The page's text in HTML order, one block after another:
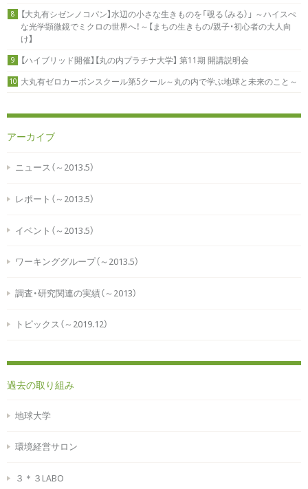
8
【大丸有シゼンノコパン】水辺の小さな生きものを「覗る（みる）」 ～ハイスぺ
な光学顕微鏡でミクロの世界へ！～【まちの生きもの/親子・初心者の大人向
け】
9 【ハイブリッド開催】【丸の内プラチナ大学】 第11期 開講説明会
10 大丸有ゼロカーボンスクール第5クール～丸の内で学ぶ地球と未来のこと～
アーカイブ
ニュース（～2013.5）
レポート（～2013.5）
イベント（～2013.5）
ワーキンググループ（～2013.5）
調査・研究関連の実績（～2013）
トピックス（～2019.12）
過去の取り組み
地球大学
環境経営サロン
３＊３LABO